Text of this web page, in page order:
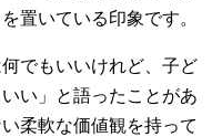
置いている印象です。
でもいいけれど、子ど
い」と語ったことがあ
柔軟な価値観を持って